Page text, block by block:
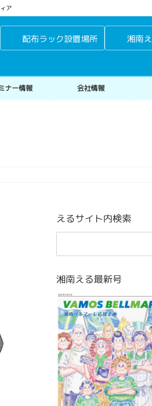
ア
配布ラック設置場所 湘南
ナー情報 会社情報
えるサイト内検索
湘南える最新号